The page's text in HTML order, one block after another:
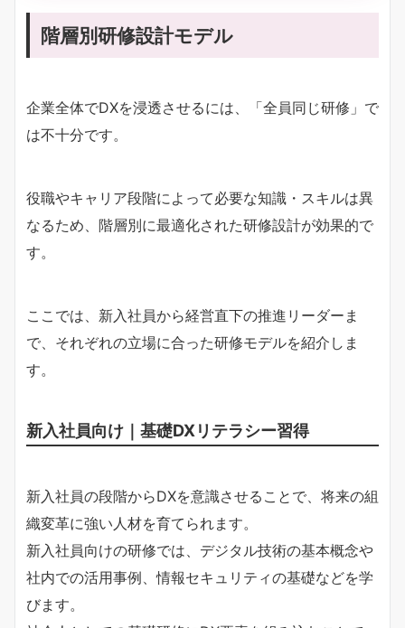
階層別研修設計モデル
企業全体でDXを浸透させるには、「全員同じ研修」で
は不十分です。
役職やキャリア段階によって必要な知識・スキルは異
なるため、階層別に最適化された研修設計が効果的で
す。
ここでは、新入社員から経営直下の推進リーダーま
で、それぞれの立場に合った研修モデルを紹介しま
す。
新入社員向け｜基礎DXリテラシー習得
新入社員の段階からDXを意識させることで、将来の組
織変革に強い人材を育てられます。
新入社員向けの研修では、デジタル技術の基本概念や
社内での活用事例、情報セキュリティの基礎などを学
びます。